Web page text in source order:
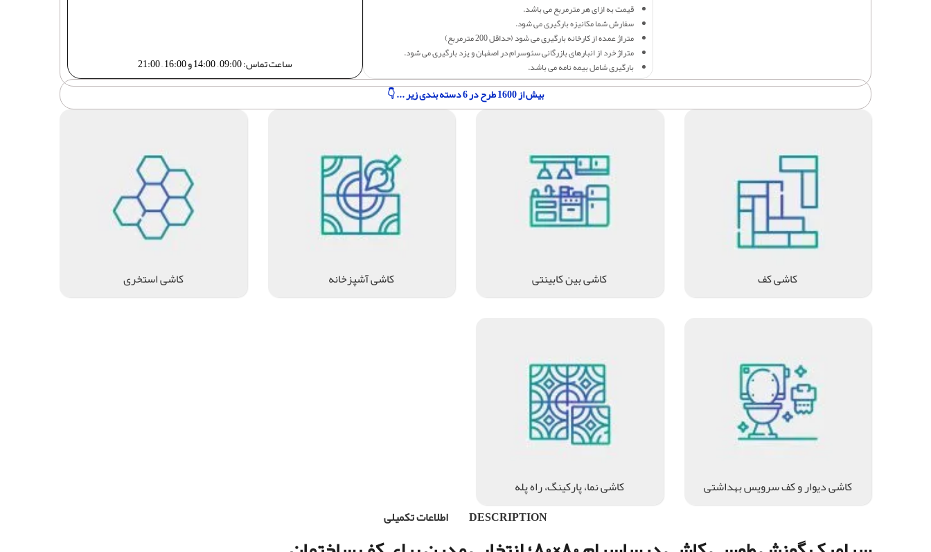
قیمت به ازای هر مترمربع می باشد.
سفارش شما مکانیزه بارگیری می شود.
متراژ عمده از کارخانه بارگیری می شود (حداقل 200 مترمربع)
متراژ خرد از انبارهای بازرگانی سئوسرام در اصفهان و یزد بارگیری می شود.
بارگیری شامل بیمه نامه می باشد.
ساعت تماس: 09:00 – 14:00 و 16:00 – 21:00
بیش از 1600 طرح در 6 دسته بندی زیر ... 👇
کاشی کف کاشی بین کابینتی کاشی آشپزخانه کاشی استخری
کاشی دیوار و کف سرویس بهداشتی
کاشی نما، پارکینگ، راه پله
DESCRIPTION
اطلاعات تکمیلی